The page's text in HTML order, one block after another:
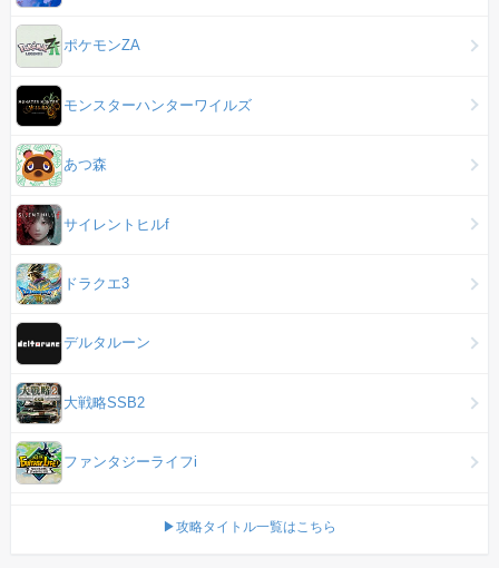
ポケモンZA
モンスターハンターワイルズ
あつ森
サイレントヒルf
ドラクエ3
デルタルーン
大戦略SSB2
ファンタジーライフi
▶攻略タイトル一覧はこちら